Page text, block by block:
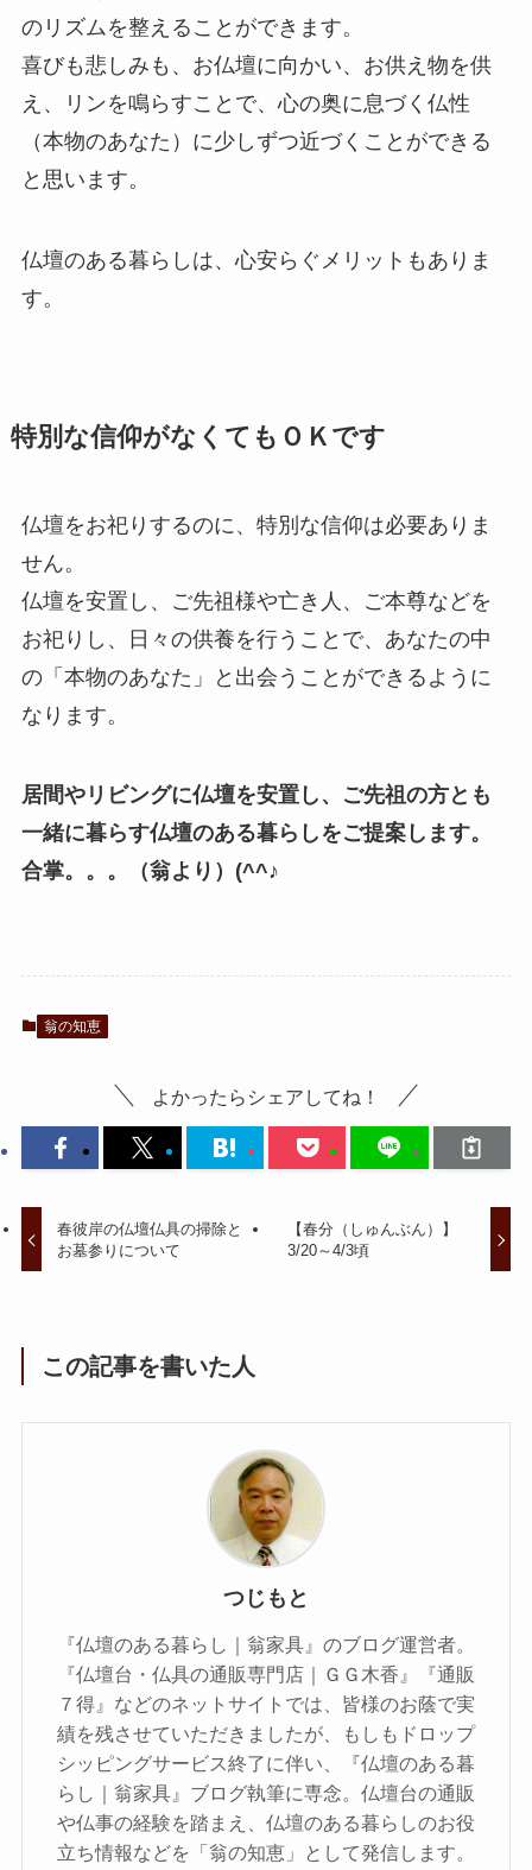
のリズムを整えることができます。
喜びも悲しみも、お仏壇に向かい、お供え物を供
え、リンを鳴らすことで、心の奥に息づく仏性
（本物のあなた）に少しずつ近づくことができる
と思います。
仏壇のある暮らしは、心安らぐメリットもありま
す。
特別な信仰がなくてもＯＫです
仏壇をお祀りするのに、特別な信仰は必要ありま
せん。
仏壇を安置し、ご先祖様や亡き人、ご本尊などを
お祀りし、日々の供養を行うことで、あなたの中
の「本物のあなた」と出会うことができるように
なります。
居間やリビングに仏壇を安置し、ご先祖の方とも
一緒に暮らす仏壇のある暮らしをご提案します。
合掌。。。（翁より）(^^♪
翁の知恵
よかったらシェアしてね！
春彼岸の仏壇仏具の掃除と
お墓参りについて
【春分（しゅんぶん）】
3/20～4/3頃
この記事を書いた人
つじもと
『仏壇のある暮らし｜翁家具』のブログ運営者。
『仏壇台・仏具の通販専門店｜ＧＧ木香』『通販
７得』などのネットサイトでは、皆様のお蔭で実
績を残させていただきましたが、もしもドロップ
シッピングサービス終了に伴い、『仏壇のある暮
らし｜翁家具』ブログ執筆に専念。仏壇台の通販
や仏事の経験を踏まえ、仏壇のある暮らしのお役
立ち情報などを「翁の知恵」として発信します。